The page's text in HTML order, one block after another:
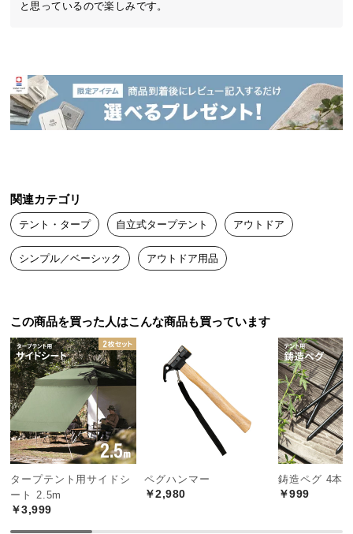
中
の
配
送
に
小
商
配
に
つ
い
開
梱
設
置
サ
と思っているので楽しみです。
関連カテゴリ
テント・タープ 自立式タープテント アウトドア
シンプル／ベーシック アウトドア用品
この商品を買った人はこんな商品も買っています
タープテント用サイドシ
ート 2.5m
￥3,999
ペグハンマー
￥2,980
鋳造ペグ 4本
￥999